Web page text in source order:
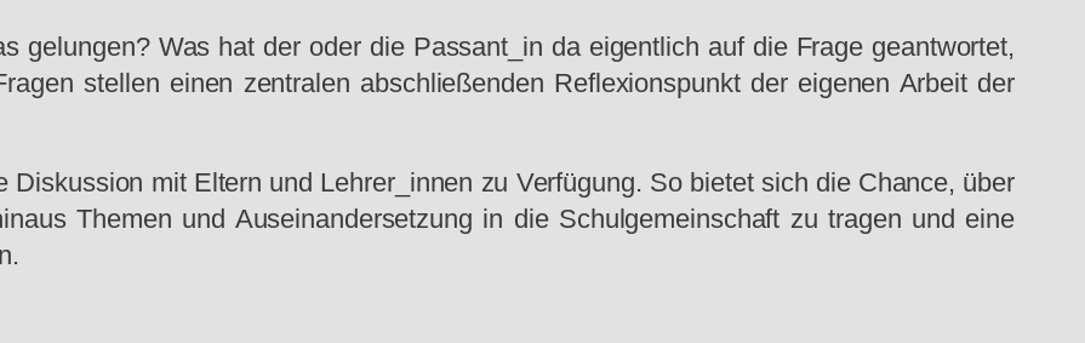
gelungen? Was hat der oder die Passant_in da eigentlich auf die Frage geantwortet,
stellen einen zentralen abschließenden Reflexionspunkt der eigenen Arbeit der
Diskussion mit Eltern und Lehrer_innen zu Verfügung. So bietet sich die Chance, über
Themen und Auseinandersetzung in die Schulgemeinschaft zu tragen und eine